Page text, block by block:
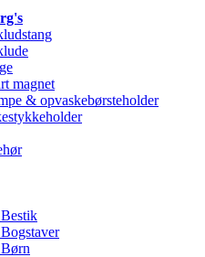
magnet
& opvaskebørsteholder